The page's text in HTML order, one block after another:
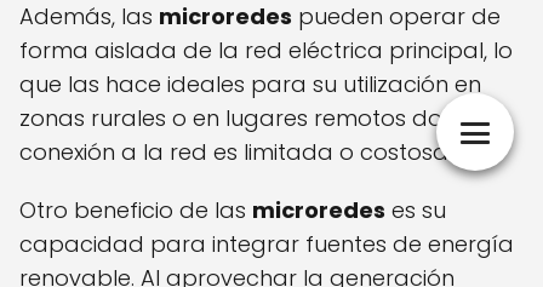
Además, las microredes pueden operar de
forma aislada de la red eléctrica principal, lo
que las hace ideales para su utilización en
zonas rurales o en lugares remotos donde la
conexión a la red es limitada o costosa.
Otro beneficio de las microredes es su
capacidad para integrar fuentes de energía
renovable. Al aprovechar la generación